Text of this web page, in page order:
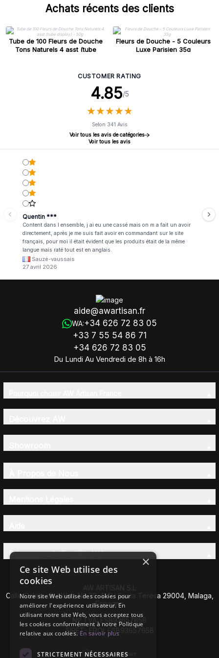
Achats récents des clients
Tube de 100 Fleurs de Douche
Tons Naturels 4 asst (tube
Fleurs de Douche - 5 Couleurs
Luxe Parisien 35g
CUSTOMER RATING
4.85/5
★★★★★
★★★★★
Selon 341 Avis
Voir tous les avis de catégories
Voir tous les avis
Quentin ***
Content dans l ensemble, j ai eu une cassé mais on m a fait un avoir
directement, après je me suis fait avoir en commandant sur le site
français, pour moi il était évident que les produits était de la même
langue mais raté tout est en anglais.
Sauzé-vaussais
27 avril 2026
aide@awartisan.fr
WA:+34 626 72 83 05
+33 7 55 54 86 71
+34 626 72 83 05
Du Lundi Au Vendredi de 8h à 16h
Découvrez la Famille AW
AW ARTISAN S.L
Calle Caleta de Vélez Nº 39-41 P.I Santa Teresa 29004, Malaga,
Espagne
Nº TVA: ESB93657658
SIRET- EROI: ESB93657658
×
Ce site Web utilise des
cookies
Notre site Web utilise des cookies pour
améliorer l'expérience utilisateur. En
utilisant notre site Web, vous acceptez tous
les cookies conformément à notre Politique
relative aux cookies.En savoir plus
STRICTEMENT NÉCESSAIRES